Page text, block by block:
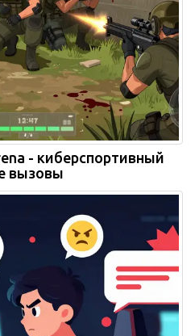
- киберспортивный
вызовы